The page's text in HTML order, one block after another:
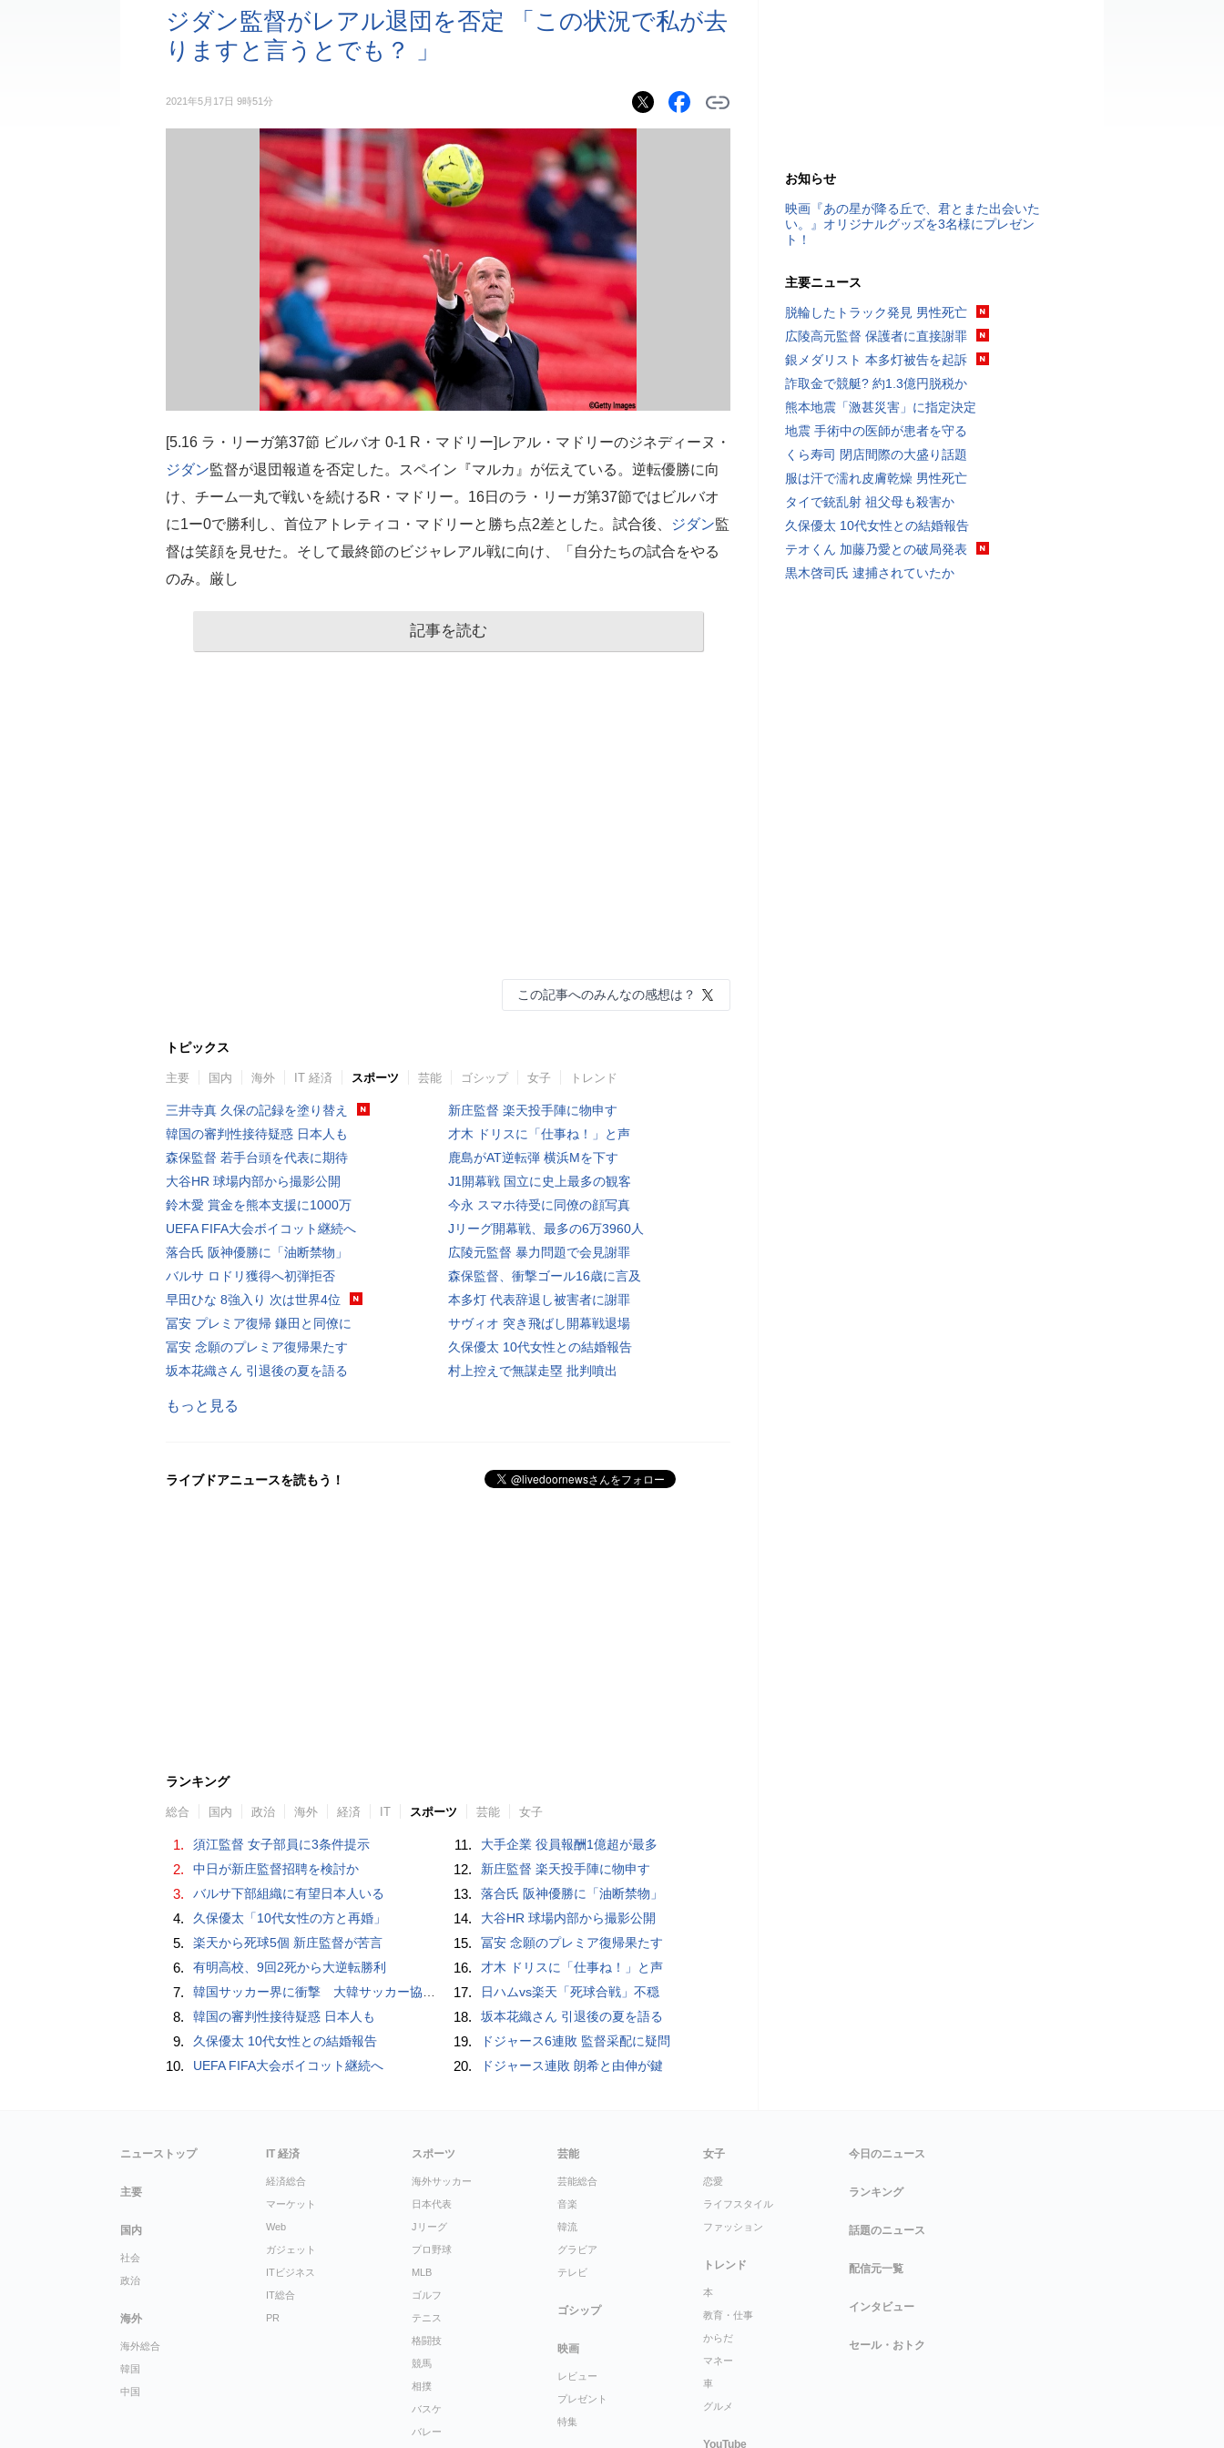
ジダン監督がレアル退団を否定 「この状況で私が去
りますと言うとでも？ 」
2021年5月17日 9時51分
[5.16 ラ・リーガ第37節 ビルバオ 0-1 R・マドリー]レアル・マドリーのジネディーヌ・
ジダン監督が退団報道を否定した。スペイン『マルカ』が伝えている。逆転優勝に向
け、チーム一丸で戦いを続けるR・マドリー。16日のラ・リーガ第37節ではビルバオ
に1ー0で勝利し、首位アトレティコ・マドリーと勝ち点2差とした。試合後、
ジダン監
督は笑顔を見せた。そして最終節のビジャレアル戦に向け、「自分たちの試合をやる
のみ。厳し
記事を読む
この記事へのみんなの感想は？
トピックス
主要 国内 海外 IT 経済 スポーツ 芸能 ゴシップ 女子 トレンド
三井寺真 久保の記録を塗り替え
韓国の審判性接待疑惑 日本人も
森保監督 若手台頭を代表に期待
大谷HR 球場内部から撮影公開
鈴木愛 賞金を熊本支援に1000万
UEFA FIFA大会ボイコット継続へ
落合氏 阪神優勝に「油断禁物」
バルサ ロドリ獲得へ初弾拒否
早田ひな 8強入り 次は世界4位
冨安 プレミア復帰 鎌田と同僚に
冨安 念願のプレミア復帰果たす
坂本花織さん 引退後の夏を語る
新庄監督 楽天投手陣に物申す
才木 ドリスに「仕事ね！」と声
鹿島がAT逆転弾 横浜Mを下す
J1開幕戦 国立に史上最多の観客
今永 スマホ待受に同僚の顔写真
Jリーグ開幕戦、最多の6万3960人
広陵元監督 暴力問題で会見謝罪
森保監督、衝撃ゴール16歳に言及
本多灯 代表辞退し被害者に謝罪
サヴィオ 突き飛ばし開幕戦退場
久保優太 10代女性との結婚報告
村上控えで無謀走塁 批判噴出
もっと見る
ライブドアニュースを読もう！
ランキング
総合 国内 政治 海外 経済 IT スポーツ 芸能 女子
1. 須江監督 女子部員に3条件提示
2. 中日が新庄監督招聘を検討か
3. バルサ下部組織に有望日本人いる
4. 久保優太「10代女性の方と再婚」
5. 楽天から死球5個 新庄監督が苦言
6. 有明高校、9回2死から大逆転勝利
7. 韓国サッカー界に衝撃 大韓サッカー協会に外国人審判への“性的接待”疑惑 韓国メディアが報道
8. 韓国の審判性接待疑惑 日本人も
9. 久保優太 10代女性との結婚報告
10. UEFA FIFA大会ボイコット継続へ
11. 大手企業 役員報酬1億超が最多
12. 新庄監督 楽天投手陣に物申す
13. 落合氏 阪神優勝に「油断禁物」
14. 大谷HR 球場内部から撮影公開
15. 冨安 念願のプレミア復帰果たす
16. 才木 ドリスに「仕事ね！」と声
17. 日ハムvs楽天「死球合戦」不穏
18. 坂本花織さん 引退後の夏を語る
19. ドジャース6連敗 監督采配に疑問
20. ドジャース連敗 朗希と由伸が鍵
お知らせ
映画『あの星が降る丘で、君とまた出会いた
い。』オリジナルグッズを3名様にプレゼン
ト！
主要ニュース
脱輪したトラック発見 男性死亡
広陵高元監督 保護者に直接謝罪
銀メダリスト 本多灯被告を起訴
詐取金で競艇? 約1.3億円脱税か
熊本地震「激甚災害」に指定決定
地震 手術中の医師が患者を守る
くら寿司 閉店間際の大盛り話題
服は汗で濡れ皮膚乾燥 男性死亡
タイで銃乱射 祖父母も殺害か
久保優太 10代女性との結婚報告
テオくん 加藤乃愛との破局発表
黒木啓司氏 逮捕されていたか
ニューストップ
主要
国内
社会
政治
海外
海外総合
韓国
中国
IT 経済
経済総合
マーケット
Web
ガジェット
ITビジネス
IT総合
PR
スポーツ
海外サッカー
日本代表
Jリーグ
プロ野球
MLB
ゴルフ
テニス
格闘技
競馬
相撲
バスケ
バレー
芸能
芸能総合
音楽
韓流
グラビア
テレビ
ゴシップ
映画
レビュー
プレゼント
特集
女子
恋愛
ライフスタイル
ファッション
トレンド
本
教育・仕事
からだ
マネー
車
グルメ
YouTube
今日のニュース
ランキング
話題のニュース
配信元一覧
インタビュー
セール・おトク